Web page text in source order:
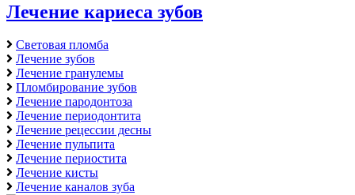
Лечение кариеса зубов
Световая пломба
Лечение зубов
Лечение гранулемы
Пломбирование зубов
Лечение пародонтоза
Лечение периодонтита
Лечение рецессии десны
Лечение пульпита
Лечение периостита
Лечение кисты
Лечение каналов зуба